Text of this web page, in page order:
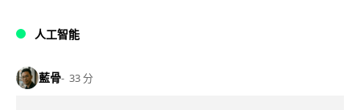
人工智能
藍骨 33 分